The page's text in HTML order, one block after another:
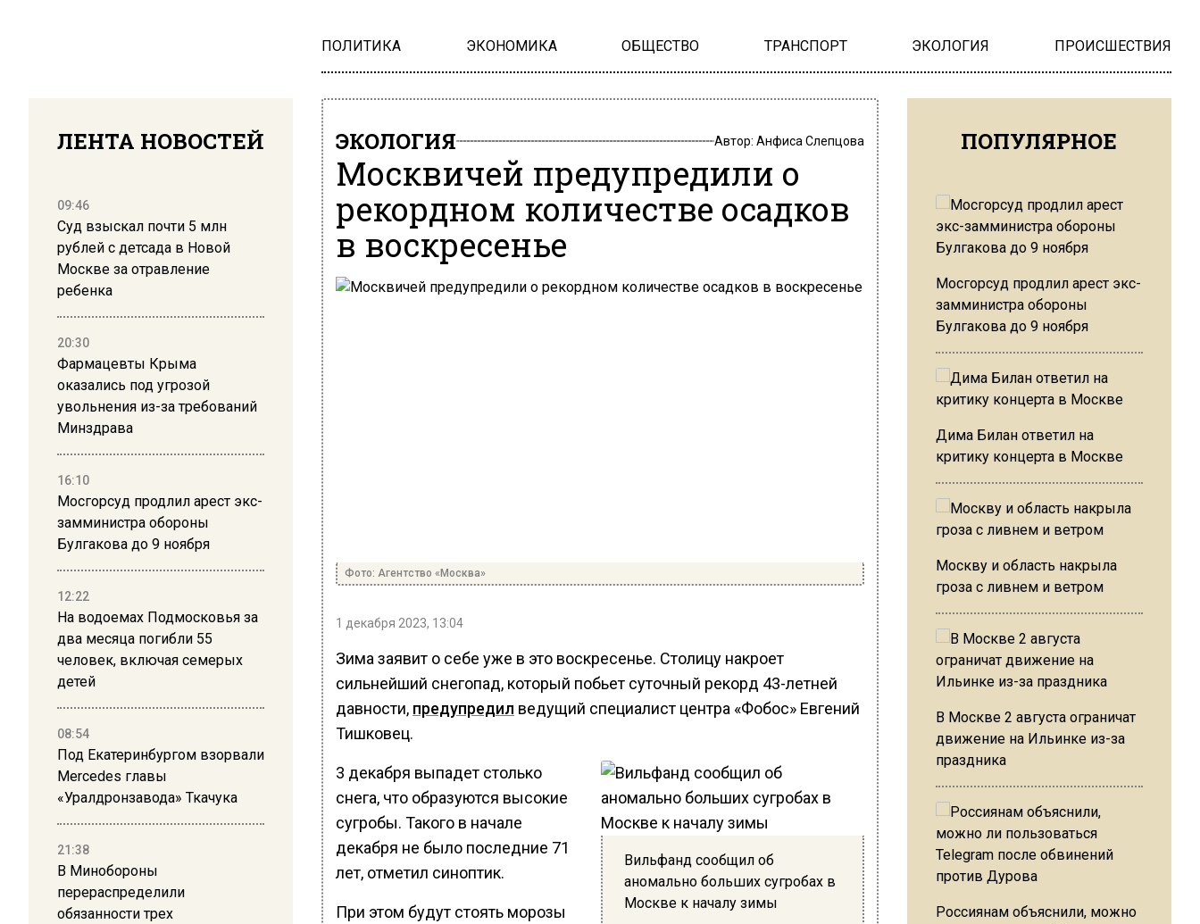
ПОЛИТИКА ЭКОНОМИКА ОБЩЕСТВО ТРАНСПОРТ ЭКОЛОГИЯ ПРОИСШЕСТВИЯ
ЛЕНТА НОВОСТЕЙ
09:46
Суд взыскал почти 5 млн
рублей с детсада в Новой
Москве за отравление
ребенка
20:30
Фармацевты Крыма
оказались под угрозой
увольнения из-за требований
Минздрава
16:10
Мосгорсуд продлил арест экс-
замминистра обороны
Булгакова до 9 ноября
12:22
На водоемах Подмосковья за
два месяца погибли 55
человек, включая семерых
детей
08:54
Под Екатеринбургом взорвали
Mercedes главы
«Уралдронзавода» Ткачука
21:38
В Минобороны
перераспределили
обязанности трех
ЭКОЛОГИЯ Автор: Анфиса Слепцова
Москвичей предупредили о
рекордном количестве осадков
в воскресенье
Фото: Агентство «Москва»
1 декабря 2023, 13:04
Зима заявит о себе уже в это воскресенье. Столицу накроет
сильнейший снегопад, который побьет суточный рекорд 43-летней
давности, предупредил ведущий специалист центра «Фобос» Евгений
Тишковец.
Вильфанд сообщил об
аномально больших сугробах в
Москве к началу зимы
3 декабря выпадет столько
снега, что образуются высокие
сугробы. Такого в начале
декабря не было последние 71
лет, отметил синоптик.
При этом будут стоять морозы
ПОПУЛЯРНОЕ
Мосгорсуд продлил арест экс-
замминистра обороны
Булгакова до 9 ноября
Дима Билан ответил на
критику концерта в Москве
Москву и область накрыла
гроза с ливнем и ветром
В Москве 2 августа ограничат
движение на Ильинке из-за
праздника
Россиянам объяснили, можно